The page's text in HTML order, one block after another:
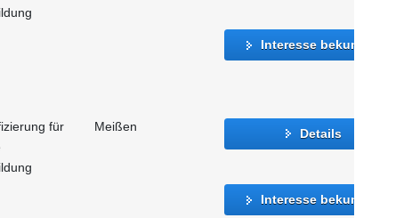
Interesse bekunden
für
Meißen Details
Interesse bekunden